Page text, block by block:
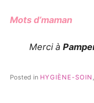
Mots d’maman
Merci à
Posted in HYGIÈNE-SOIN ,